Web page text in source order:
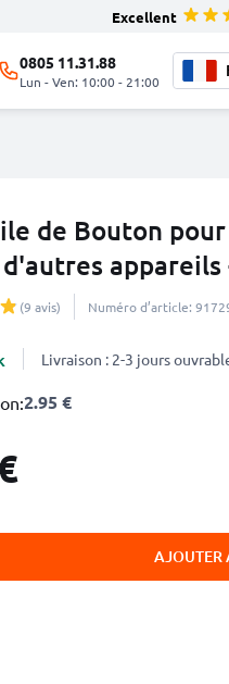
Excellent
0805 11.31.88
Lun - Ven: 10:00 - 21:00
de Bouton
appareils
(9 avis) Numéro d’article:
Livraison : 2-3 jours
2.95 €
AJOUTER